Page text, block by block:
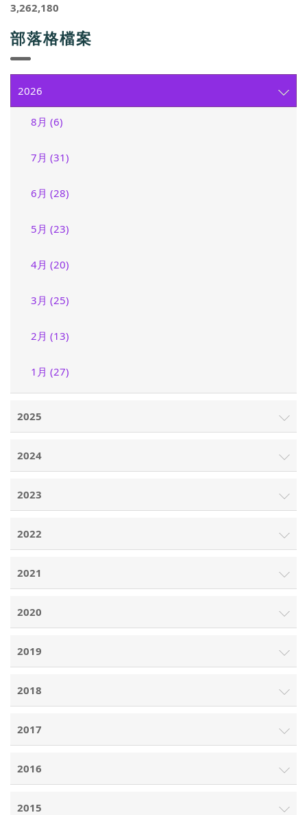
3,262,180
部落格檔案
2026
8月 (6)
7月 (31)
6月 (28)
5月 (23)
4月 (20)
3月 (25)
2月 (13)
1月 (27)
2025
2024
2023
2022
2021
2020
2019
2018
2017
2016
2015